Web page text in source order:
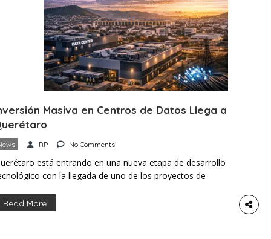
Masiva en Centros de Datos Llega a
RP No Comments
está entrando en una nueva etapa de desarrollo
con la llegada de uno de los proyectos de
líder global en infraestructura de hiperescala, anunció una
Read More